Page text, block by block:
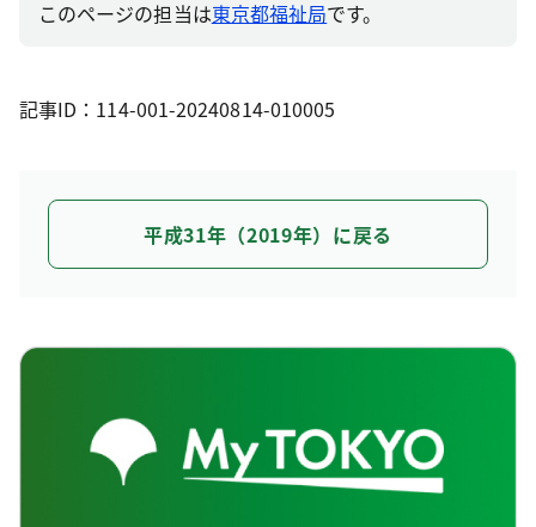
このページの担当は東京都福祉局です。
記事ID：114-001-20240814-010005
平成31年（2019年）に戻る